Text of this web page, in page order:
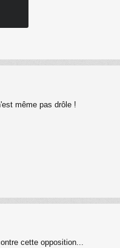
même pas drôle !
cette opposition...